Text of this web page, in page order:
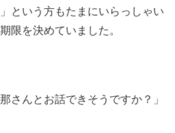
という方もたまにいらっしゃい
限を決めていました。
さんとお話できそうですか？」